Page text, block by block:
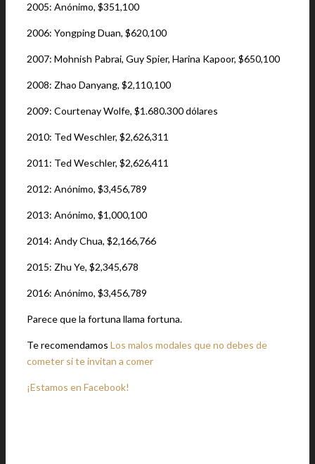
2005: Anónimo, $351,100
2006: Yongping Duan, $620,100
2007: Mohnish Pabrai, Guy Spier, Harina Kapoor, $650,100
2008: Zhao Danyang, $2,110,100
2009: Courtenay Wolfe, $1.680.300 dólares
2010: Ted Weschler, $2,626,311
2011: Ted Weschler, $2,626,411
2012: Anónimo, $3,456,789
2013: Anónimo, $1,000,100
2014: Andy Chua, $2,166,766
2015: Zhu Ye, $2,345,678
2016: Anónimo, $3,456,789
Parece que la fortuna llama fortuna.
Te recomendamos Los malos modales que no debes de
cometer si te invitan a comer
¡Estamos en Facebook!